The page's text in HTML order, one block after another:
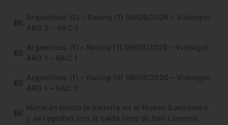
Argentinos (2) – Racing (1) 09/08/2026 – Videogol:
ARG 2 – RAC 1
Argentinos (1) – Racing (1) 09/08/2026 – Videogol:
ARG 1 – RAC 1
Argentinos (1) – Racing (0) 09/08/2026 – Videogol:
ARG 1 – RAC 0
Huracán torció la historia en el Nuevo Gasómetro
y se regodeó con la caída libre de San Lorenzo